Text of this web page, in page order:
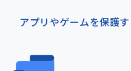
アプリやゲームを保護す